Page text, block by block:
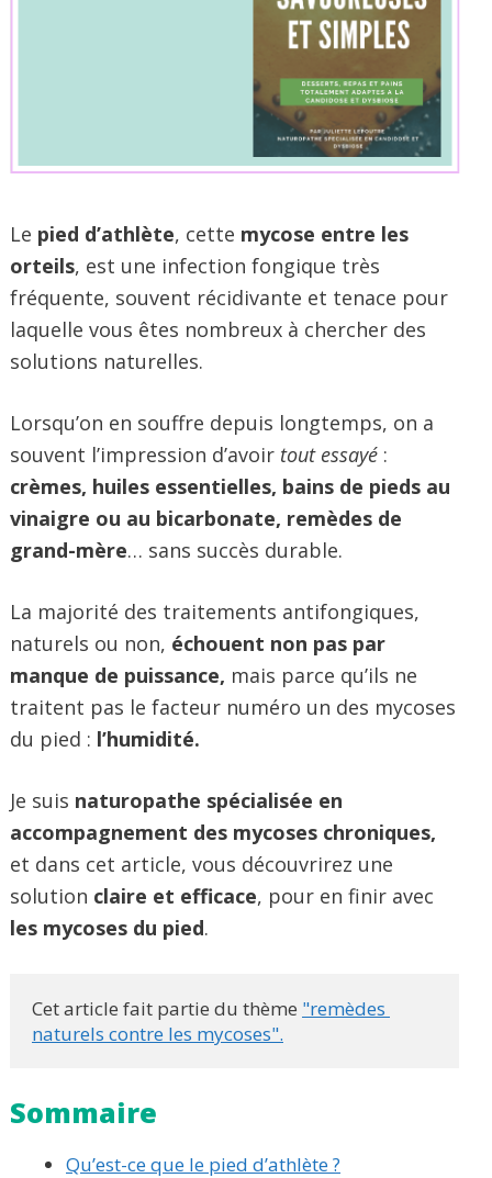
Le pied d’athlète, cette mycose entre les
orteils, est une infection fongique très
fréquente, souvent récidivante et tenace pour
laquelle vous êtes nombreux à chercher des
solutions naturelles.
Lorsqu’on en souffre depuis longtemps, on a
souvent l’impression d’avoir tout essayé :
crèmes, huiles essentielles, bains de pieds au
vinaigre ou au bicarbonate, remèdes de
grand-mère… sans succès durable.
La majorité des traitements antifongiques,
naturels ou non, échouent non pas par
manque de puissance, mais parce qu’ils ne
traitent pas le facteur numéro un des mycoses
du pied : l’humidité.
Je suis naturopathe spécialisée en
accompagnement des mycoses chroniques,
et dans cet article, vous découvrirez une
solution claire et efficace, pour en finir avec
les mycoses du pied.
Cet article fait partie du thème "remèdes
naturels contre les mycoses".
Sommaire
Qu’est-ce que le pied d’athlète ?